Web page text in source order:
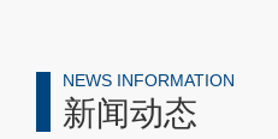
NEWS INFORMATION
新闻动态